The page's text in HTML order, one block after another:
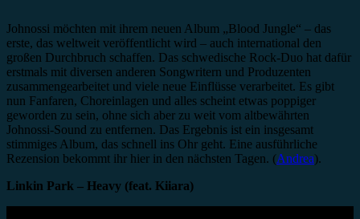
Johnossi möchten mit ihrem neuen Album „Blood Jungle“ – das
erste, das weltweit veröffentlicht wird – auch international den
großen Durchbruch schaffen. Das schwedische Rock-Duo hat dafür
erstmals mit diversen anderen Songwritern und Produzenten
zusammengearbeitet und viele neue Einflüsse verarbeitet. Es gibt
nun Fanfaren, Choreinlagen und alles scheint etwas poppiger
geworden zu sein, ohne sich aber zu weit vom altbewährten
Johnossi-Sound zu entfernen. Das Ergebnis ist ein insgesamt
stimmiges Album, das schnell ins Ohr geht. Eine ausführliche
Rezension bekommt ihr hier in den nächsten Tagen. (Andrea).
Linkin Park – Heavy (feat. Kiiara)